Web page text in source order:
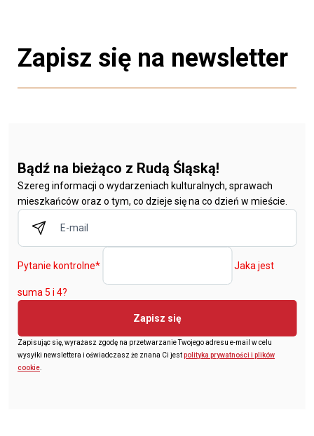
Zapisz się na newsletter
Bądź na bieżąco z Rudą Śląską!
Szereg informacji o wydarzeniach kulturalnych, sprawach
mieszkańców oraz o tym, co dzieje się na co dzień w mieście.
Pytanie kontrolne* Jaka jest
suma 5 i 4?
Zapisz się
Zapisując się, wyrażasz zgodę na przetwarzanie Twojego adresu e-mail w celu
wysyłki newslettera i oświadczasz że znana Ci jestpolityka prywatności i plików
cookie